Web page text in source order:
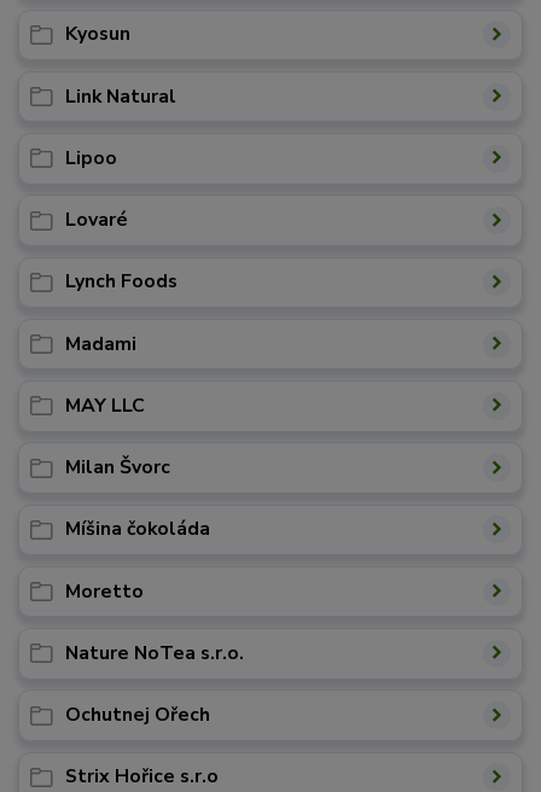
Kyosun
Link Natural
Lipoo
Lovaré
Lynch Foods
Madami
MAY LLC
Milan Švorc
Míšina čokoláda
Moretto
Nature NoTea s.r.o.
Ochutnej Ořech
Strix Hořice s.r.o